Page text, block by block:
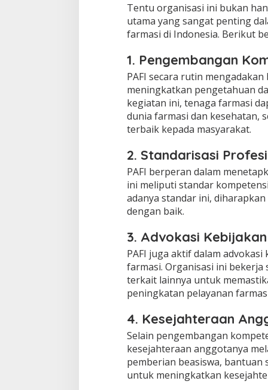
Tentu organisasi ini bukan
utama yang sangat penting
farmasi di Indonesia. Berikut
1. Pengembangan
PAFI secara rutin
meningkatkan pengetahuan
kegiatan ini, tenaga farmasi
dunia farmasi dan kesehatan,
terbaik kepada masyarakat.
2. Standarisasi Profesi
PAFI berperan dalam
ini meliputi standar
adanya standar ini,
dengan baik.
3. Advokasi Kebijakan
PAFI juga aktif dalam
farmasi. Organisasi ini
terkait lainnya untuk
peningkatan pelayanan
4. Kesejahteraan
Selain pengembangan
kesejahteraan anggotanya
pemberian beasiswa,
untuk meningkatkan